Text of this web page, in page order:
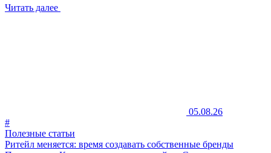
Читать далее
05.08.26
#
Полезные статьи
Ритейл меняется: время создавать собственные бренды